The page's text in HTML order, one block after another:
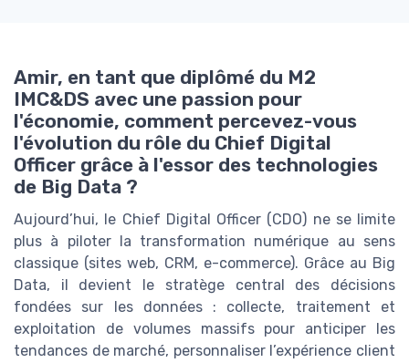
Amir, en tant que diplômé du M2
IMC&DS avec une passion pour
l'économie, comment percevez-vous
l'évolution du rôle du Chief Digital
Officer grâce à l'essor des technologies
de Big Data ?
Aujourd’hui, le Chief Digital Officer (CDO) ne se limite
plus à piloter la transformation numérique au sens
classique (sites web, CRM, e-commerce). Grâce au Big
Data, il devient le stratège central des décisions
fondées sur les données : collecte, traitement et
exploitation de volumes massifs pour anticiper les
tendances de marché, personnaliser l’expérience client